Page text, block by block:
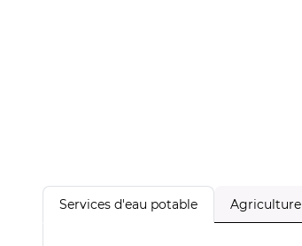
Services d'eau potable Agriculture